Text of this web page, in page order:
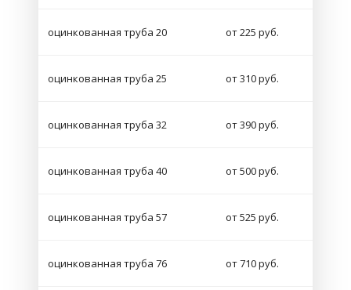
оцинкованная труба 20 от 225 руб.
оцинкованная труба 25 от 310 руб.
оцинкованная труба 32 от 390 руб.
оцинкованная труба 40 от 500 руб.
оцинкованная труба 57 от 525 руб.
оцинкованная труба 76 от 710 руб.